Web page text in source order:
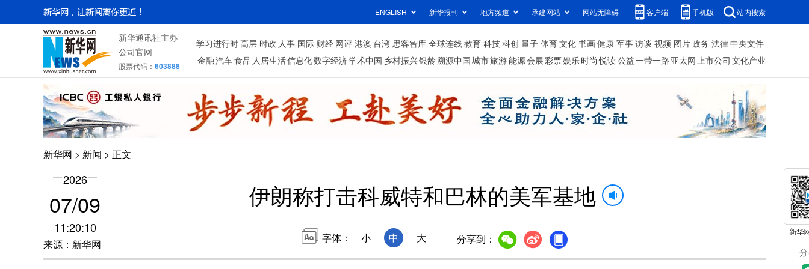
ENGLISH 新华报刊 地方频道 承建网站 网站无障碍 客户端 手机版 站内搜索
新华通讯社主办
公司官网
股票代码： 603888
学习进行时高层 时政 人事 国际 财经 网评 港澳 台湾 思客智库 全球连线教育 科技科创 量子 体育文化 书画健康 军事访谈 视频 图片政务 法律中央文件
金融汽车食品 人居生活信息化数字经济学术中国 乡村振兴银龄溯源中国城市旅游能源会展彩票娱乐时尚 悦读公益一带一路 亚太网上市公司 文化产业
新华网 > 新闻 > 正文
2026
07/09
11:20:10
来源：新华网
伊朗称打击科威特和巴林的美军基地
字体： 小 中 大 分享到：